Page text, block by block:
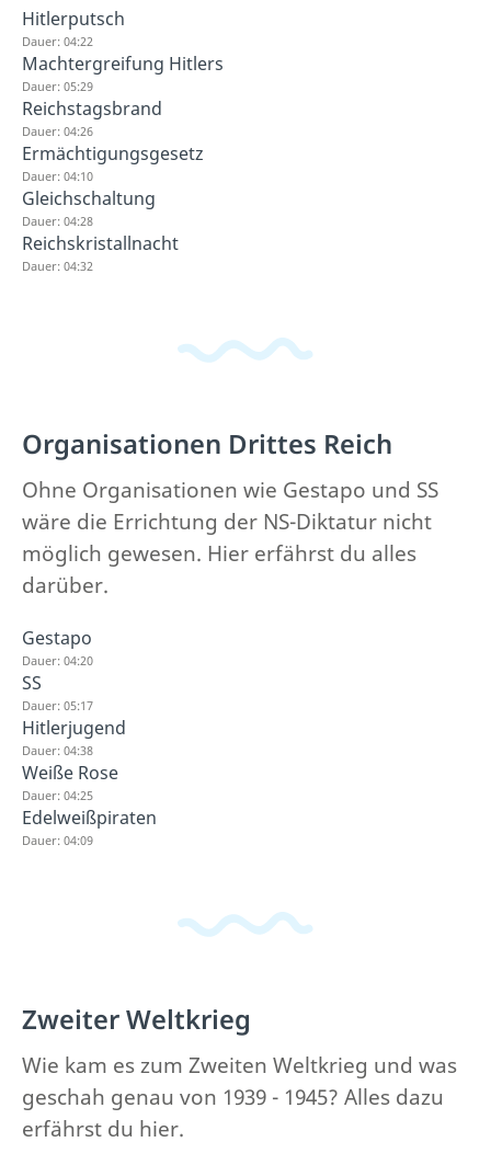
Hitlerputsch
Dauer: 04:22
Machtergreifung Hitlers
Dauer: 05:29
Reichstagsbrand
Dauer: 04:26
Ermächtigungsgesetz
Dauer: 04:10
Gleichschaltung
Dauer: 04:28
Reichskristallnacht
Dauer: 04:32
Organisationen Drittes Reich
Ohne Organisationen wie Gestapo und SS
wäre die Errichtung der NS-Diktatur nicht
möglich gewesen. Hier erfährst du alles
darüber.
Gestapo
Dauer: 04:20
SS
Dauer: 05:17
Hitlerjugend
Dauer: 04:38
Weiße Rose
Dauer: 04:25
Edelweißpiraten
Dauer: 04:09
Zweiter Weltkrieg
Wie kam es zum Zweiten Weltkrieg und was
geschah genau von 1939 - 1945? Alles dazu
erfährst du hier.